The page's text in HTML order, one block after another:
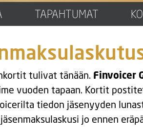
TAPAHTUMAT
tulivat tänään. Finvoicer
vuoden tapaan. Kortit
tiedon jäsenyyden
jo ennen